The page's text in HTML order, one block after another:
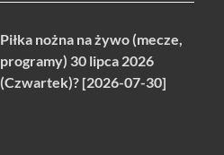
Piłka nożna na żywo (mecze,
programy) 30 lipca 2026
(Czwartek)? [2026-07-30]